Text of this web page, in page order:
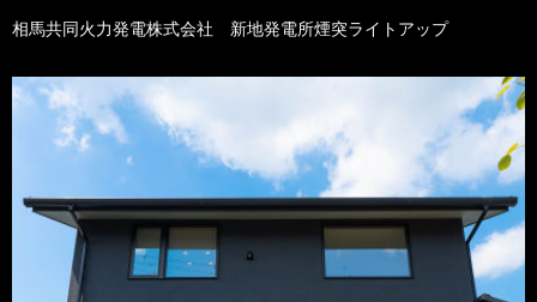
相馬共同火力発電株式会社 新地発電所煙突ライトアップ